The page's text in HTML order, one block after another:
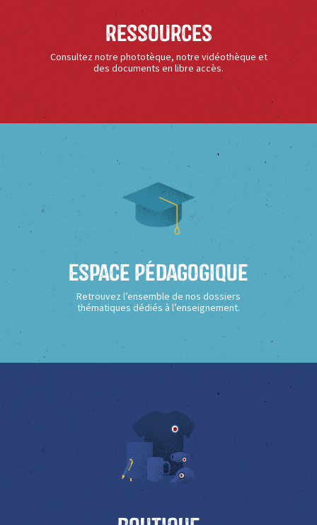
Ressources
Consultez notre phototèque, notre vidéothèque et
des documents en libre accès.
Espace Pédagogique
Retrouvez l’ensemble de nos dossiers
thématiques dédiés à l’enseignement.